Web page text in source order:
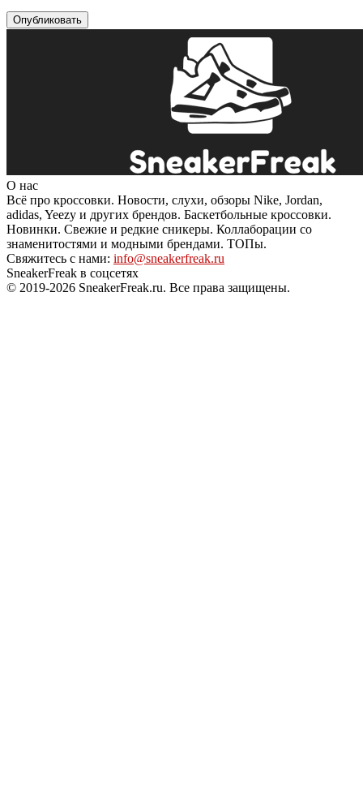
О нас
Всё про кроссовки. Новости, слухи, обзоры Nike, Jordan,
adidas, Yeezy и других брендов. Баскетбольные кроссовки.
Новинки. Свежие и редкие сникеры. Коллаборации со
знаменитостями и модными брендами. ТОПы.
Свяжитесь с нами: info@sneakerfreak.ru
SneakerFreak в соцсетях
© 2019-2026 SneakerFreak.ru. Все права защищены.